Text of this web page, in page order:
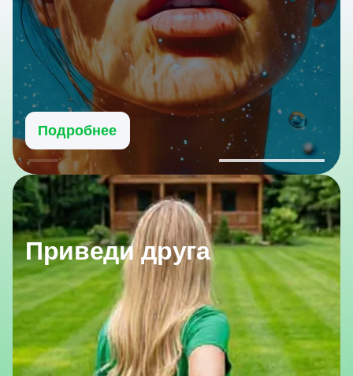
Подробнее
Приведи друга